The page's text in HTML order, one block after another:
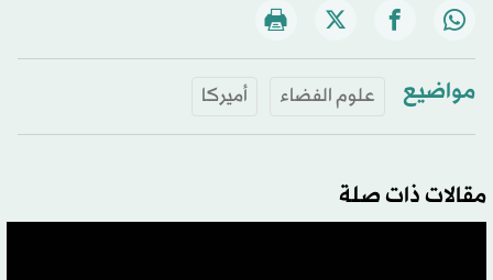
مواضيع علوم الفضاء أميركا
مقالات ذات صلة